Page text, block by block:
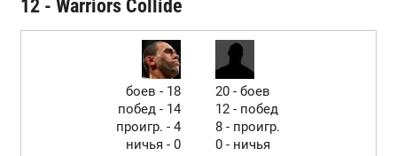
12 - Warriors Collide
боев - 18
побед - 14
проигр. - 4
ничья - 0
20 - боев
12 - побед
8 - проигр.
0 - ничья